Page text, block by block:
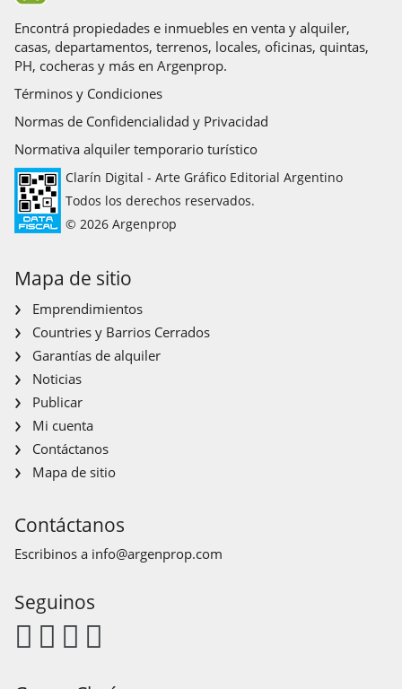
Encontrá propiedades e inmuebles en venta y alquiler,
casas, departamentos, terrenos, locales, oficinas, quintas,
PH, cocheras y más en Argenprop.
Términos y Condiciones
Normas de Confidencialidad y Privacidad
Normativa alquiler temporario turístico
Clarín Digital - Arte Gráfico Editorial Argentino
Todos los derechos reservados.
© 2026 Argenprop
Mapa de sitio
Emprendimientos
Countries y Barrios Cerrados
Garantías de alquiler
Noticias
Publicar
Mi cuenta
Contáctanos
Mapa de sitio
Contáctanos
Escribinos a info@argenprop.com
Seguinos